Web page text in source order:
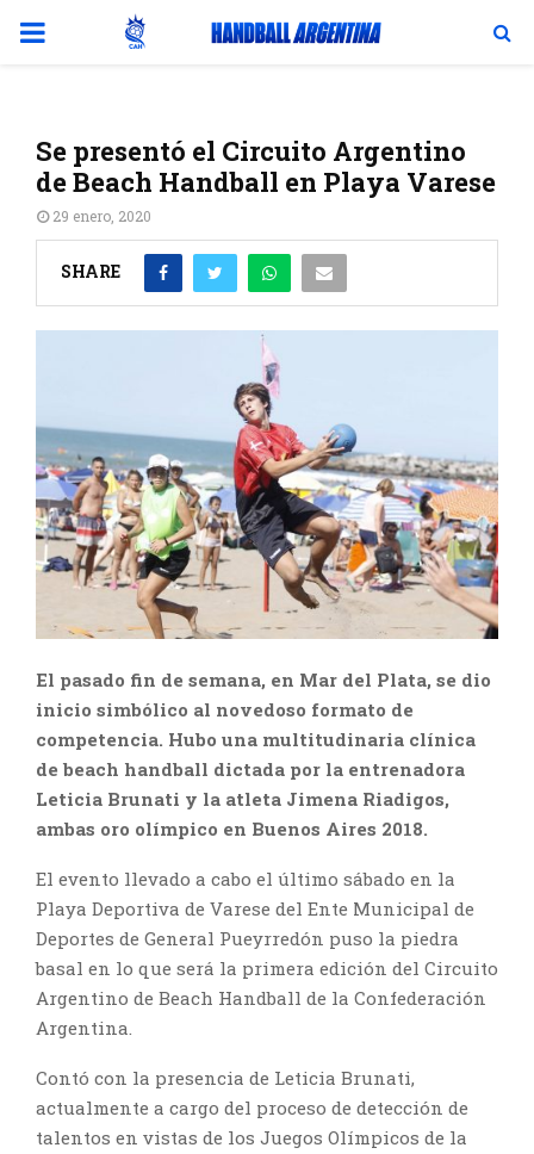
PRIMARY
Se presentó el Circuito Argentino
de Beach Handball en Playa Varese
29 enero, 2020
SHARE
El pasado fin de semana, en Mar del Plata, se dio
inicio simbólico al novedoso formato de
competencia. Hubo una multitudinaria clínica
de beach handball dictada por la entrenadora
Leticia Brunati y la atleta Jimena Riadigos,
ambas oro olímpico en Buenos Aires 2018.
El evento llevado a cabo el último sábado en la
Playa Deportiva de Varese del Ente Municipal de
Deportes de General Pueyrredón puso la piedra
basal en lo que será la primera edición del Circuito
Argentino de Beach Handball de la Confederación
Argentina.
Contó con la presencia de Leticia Brunati,
actualmente a cargo del proceso de detección de
talentos en vistas de los Juegos Olímpicos de la